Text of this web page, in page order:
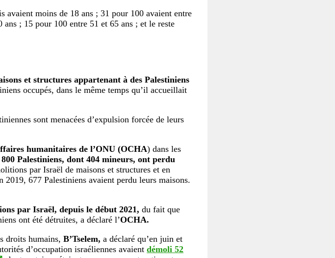
avaient moins de 18 ans ; 31 pour 100 avaient entre
; 15 pour 100 entre 51 et 65 ans ; et le reste
et structures appartenant à des Palestiniens
occupés, dans le même temps qu’il accueillait
sont menacées d’expulsion forcée de leurs
humanitaires de l’ONU (OCHA) dans les
Palestiniens, dont 404 mineurs, ont perdu
par Israël de maisons et structures et en
2019, 677 Palestiniens avaient perdu leurs maisons.
par Israël, depuis le début 2021, du fait que
ont été détruites, a déclaré l’OCHA.
droits humains, B’Tselem, a déclaré qu’en juin et
d’occupation israéliennes avaient démoli 52